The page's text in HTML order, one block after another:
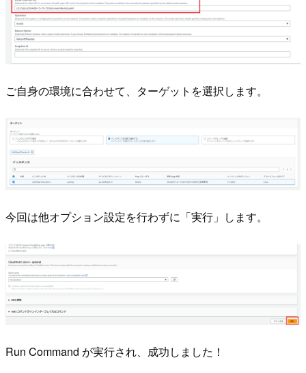
ご自身の環境に合わせて、ターゲットを選択します。
今回は他オプション設定を行わずに「実行」します。
Run Command が実行され、成功しました！